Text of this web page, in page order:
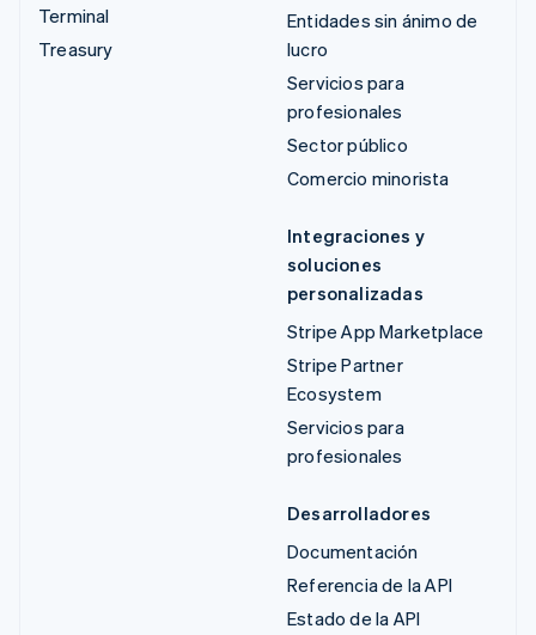
Terminal
Treasury
Entidades sin ánimo de
lucro
Servicios para
profesionales
Sector público
Comercio minorista
Integraciones y
soluciones
personalizadas
Stripe App Marketplace
Stripe Partner
Ecosystem
Servicios para
profesionales
Desarrolladores
Documentación
Referencia de la API
Estado de la API